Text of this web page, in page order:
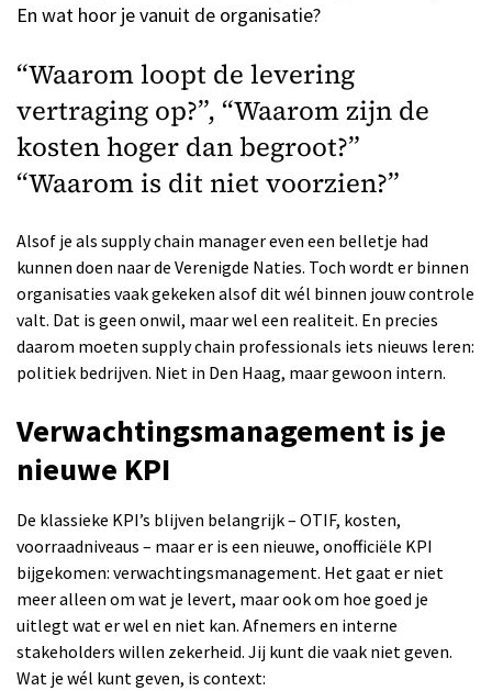
En wat hoor je vanuit de organisatie?
“Waarom loopt de levering
vertraging op?”, “Waarom zijn de
kosten hoger dan begroot?”
“Waarom is dit niet voorzien?”
Alsof je als supply chain manager even een belletje had
kunnen doen naar de Verenigde Naties. Toch wordt er binnen
organisaties vaak gekeken alsof dit wél binnen jouw controle
valt. Dat is geen onwil, maar wel een realiteit. En precies
daarom moeten supply chain professionals iets nieuws leren:
politiek bedrijven. Niet in Den Haag, maar gewoon intern.
Verwachtingsmanagement is je
nieuwe KPI
De klassieke KPI’s blijven belangrijk – OTIF, kosten,
voorraadniveaus – maar er is een nieuwe, onofficiële KPI
bijgekomen: verwachtingsmanagement. Het gaat er niet
meer alleen om wat je levert, maar ook om hoe goed je
uitlegt wat er wel en niet kan. Afnemers en interne
stakeholders willen zekerheid. Jij kunt die vaak niet geven.
Wat je wél kunt geven, is context: